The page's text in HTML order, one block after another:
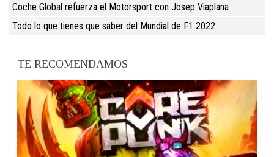
Coche Global refuerza el Motorsport con Josep Viaplana
Todo lo que tienes que saber del Mundial de F1 2022
TE RECOMENDAMOS